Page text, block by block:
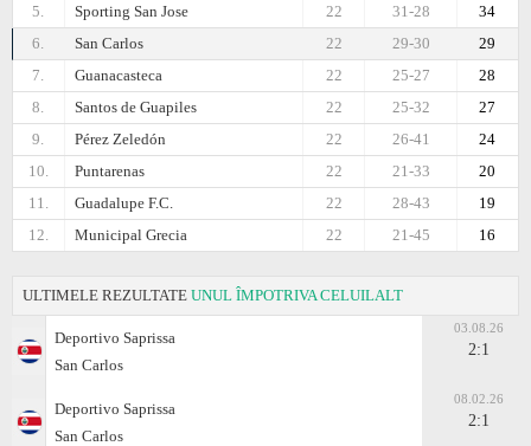
5.
Sporting San Jose 34
31-28
22
6.
San Carlos 29
29-30
22
7.
Guanacasteca 28
25-27
22
8.
Santos de Guapiles 27
25-32
22
9.
Pérez Zeledón 24
26-41
22
10.
Puntarenas 20
21-33
22
11.
Guadalupe F.C. 19
28-43
22
12.
Municipal Grecia 16
21-45
22
ULTIMELE REZULTATE UNUL ÎMPOTRIVA CELUILALT
Deportivo Saprissa
San Carlos
03.08.26
2:1
Deportivo Saprissa
San Carlos
08.02.26
2:1